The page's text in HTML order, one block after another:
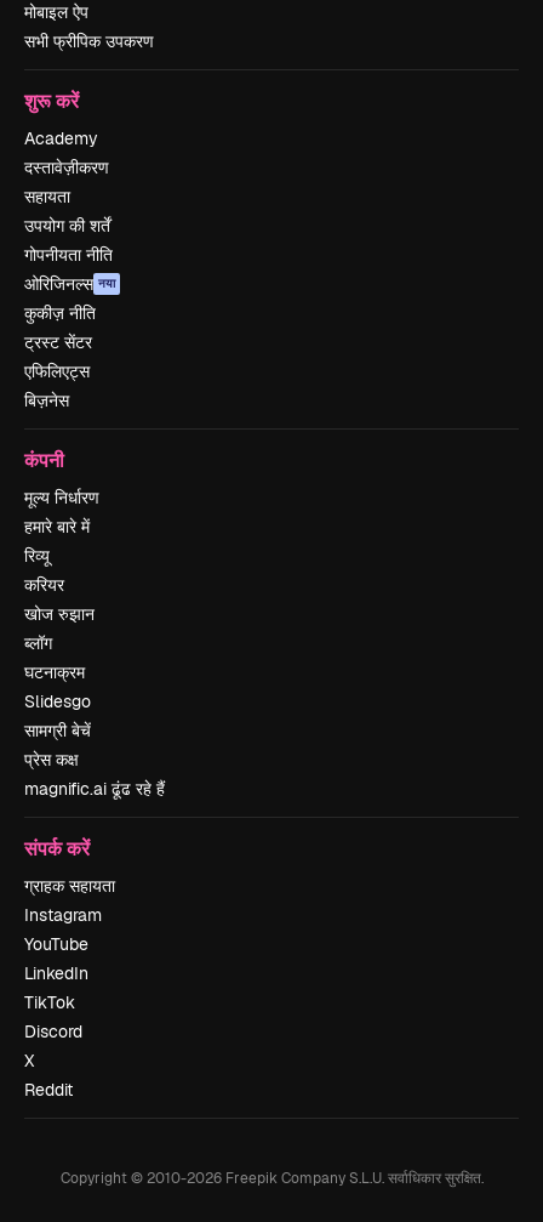
मोबाइल ऐप
सभी फ्रीपिक उपकरण
शुरू करें
Academy
दस्तावेज़ीकरण
सहायता
उपयोग की शर्तें
गोपनीयता नीति
ओरिजिनल्स नया
कुकीज़ नीति
ट्रस्ट सेंटर
एफिलिएट्स
बिज़नेस
कंपनी
मूल्य निर्धारण
हमारे बारे में
रिव्यू
करियर
खोज रुझान
ब्लॉग
घटनाक्रम
Slidesgo
सामग्री बेचें
प्रेस कक्ष
magnific.ai ढूंढ रहे हैं
संपर्क करें
ग्राहक सहायता
Instagram
YouTube
LinkedIn
TikTok
Discord
X
Reddit
Copyright © 2010-2026Freepik Company S.L.U. सर्वाधिकार सुरक्षित.